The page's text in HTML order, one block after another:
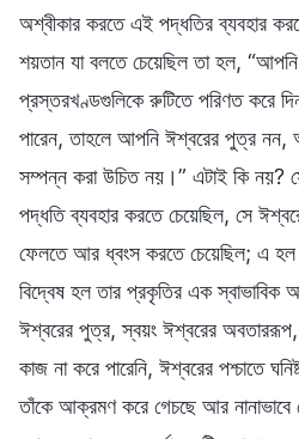
অশ্বীকার করতে এই পদ্ধতির ব্যবহার
শয়তান যা বলতে চেয়েছিল তা হল,
প্রস্তরখণ্ডগুলিকে রুটিতে পরিণত করে
পারেন, তাহলে আপনি ঈশ্বরের পুত্র
সম্পন্ন করা উচিত নয়।” এটাই কি
পদ্ধতি ব্যবহার করতে চেয়েছিল, সে
ফেলতে আর ধ্বংস করতে চেয়েছিল; এ হল
বিদ্বেষ হল তার প্রকৃতির এক স্বাভাবিক
ঈশ্বরের পুত্র, স্বয়ং ঈশ্বরের অবতাররূপ,
কাজ না করে পারেনি, ঈশ্বরের পশ্চাতে
তাঁকে আক্রমণ করে গেচছে আর নানাভাবে